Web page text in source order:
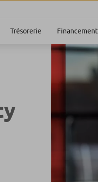
Trésorerie Financement